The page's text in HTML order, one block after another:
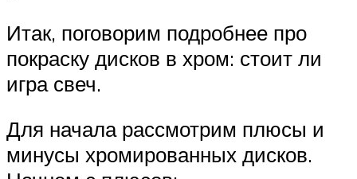
Итак, поговорим подробнее про
покраску дисков в хром: стоит ли
игра свеч.
Для начала рассмотрим плюсы и
минусы хромированных дисков.